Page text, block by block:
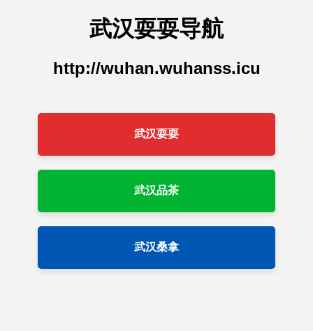
武汉耍耍导航
http://wuhan.wuhanss.icu
武汉耍耍
武汉品茶
武汉桑拿